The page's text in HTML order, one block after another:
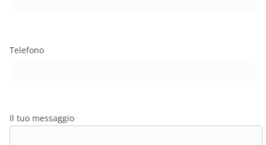
Telefono
Il tuo messaggio